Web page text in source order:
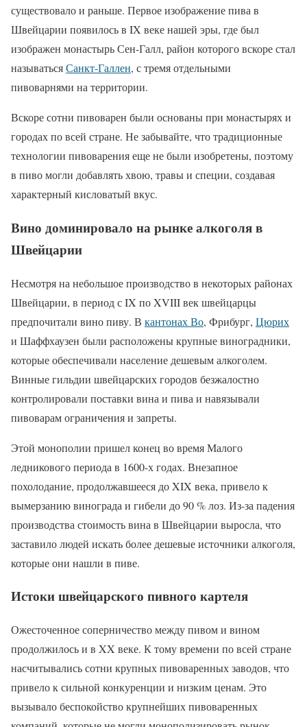
существовало и раньше. Первое изображение пива в
Швейцарии появилось в IX веке нашей эры, где был
изображен монастырь Сен-Галл, район которого вскоре стал
называтьсяСанкт-Галлен, с тремя отдельными
пивоварнями на территории.
Вскоре сотни пивоварен были основаны при монастырях и
городах по всей стране. Не забывайте, что традиционные
технологии пивоварения еще не были изобретены, поэтому
в пиво могли добавлять хвою, травы и специи, создавая
характерный кисловатый вкус.
Вино доминировало на рынке алкоголя в
Швейцарии
Несмотря на небольшое производство в некоторых районах
Швейцарии, в период с IX по XVIII век швейцарцы
предпочитали вино пиву. В кантонах Во, Фрибург, Цюрих
и Шаффхаузен были расположены крупные виноградники,
которые обеспечивали население дешевым алкоголем.
Винные гильдии швейцарских городов безжалостно
контролировали поставки вина и пива и навязывали
пивоварам ограничения и запреты.
Этой монополии пришел конец во время Малого
ледникового периода в 1600-х годах. Внезапное
похолодание, продолжавшееся до XIX века, привело к
вымерзанию винограда и гибели до 90 % лоз. Из-за падения
производства стоимость вина в Швейцарии выросла, что
заставило людей искать более дешевые источники алкоголя,
которые они нашли в пиве.
Истоки швейцарского пивного картеля
Ожесточенное соперничество между пивом и вином
продолжилось и в XX веке. К тому времени по всей стране
насчитывались сотни крупных пивоваренных заводов, что
привело к сильной конкуренции и низким ценам. Это
вызывало беспокойство крупнейших пивоваренных